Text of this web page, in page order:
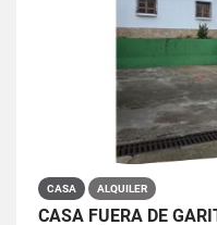
CASA ALQUILER